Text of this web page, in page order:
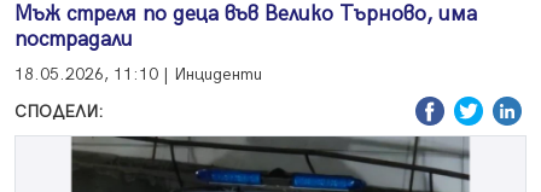
Мъж стреля по деца във Велико Търново, има
пострадали
18.05.2026, 11:10 | Инциденти
СПОДЕЛИ: